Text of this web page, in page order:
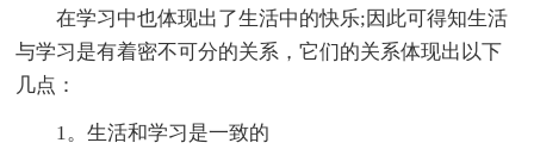
在学习中也体现出了生活中的快乐;因此可得知生活
与学习是有着密不可分的关系，它们的关系体现出以下
几点：
1。生活和学习是一致的